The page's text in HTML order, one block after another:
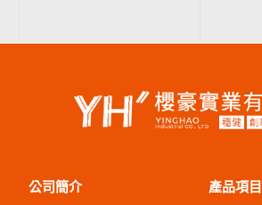
公司簡介 產品項目